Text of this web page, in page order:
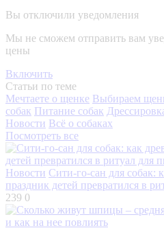
Вы отключили уведомления
Мы не сможем отправить вам
цены
Включить
Статьи по теме
Мечтаете о щенке Выбираем
собак Питание собак
Новости Всё о собаках
Посмотреть все
Новости Сити-го-сан для собак:
праздник детей превратился в
239 0